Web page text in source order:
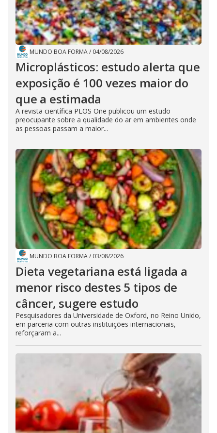
MUNDO BOA FORMA/ 04/08/2026
Microplásticos: estudo alerta que
exposição é 100 vezes maior do
que a estimada
A revista científica PLOS One publicou um estudo
preocupante sobre a qualidade do ar em ambientes onde
as pessoas passam a maior...
MUNDO BOA FORMA/ 03/08/2026
Dieta vegetariana está ligada a
menor risco destes 5 tipos de
câncer, sugere estudo
Pesquisadores da Universidade de Oxford, no Reino Unido,
em parceria com outras instituições internacionais,
reforçaram a...